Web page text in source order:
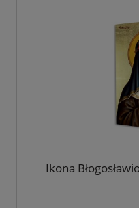
Ikona